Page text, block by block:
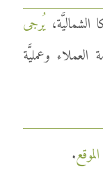
الشماليَّة،يُرجى
وعمليَّة
.